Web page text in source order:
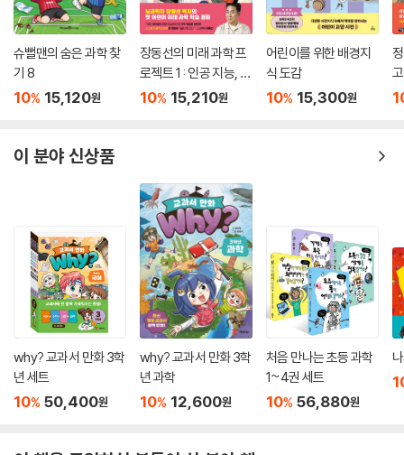
을 생각하지 않는 ‘게으르고 무관심하고 조심성 없는 모습’이 바로 우리의
현재와 미래를 위협하는 가장 위험한 상대이자 나쁜 적인 것이다. 그러므
로 『지구환경구조대 The Planet Agents』 시리즈들은 모두 모든 문제의
해결은 바로 우리 아이들의 손에 달려 있음을 강조한다. 그리고 아이들의
작은 실천들이 지구를 구하는 소중한 첫 걸음이라는 것을 아이들이 깨닫게
시리즈를 출간하기까지 지난 1년 동안 선생님들이나 학부모님들의 추천이
나 호의적인 반응보다는 책을 읽은 아이들로부터 ‘재미있다.’는 피드백을
훨씬 많이 받았다. 어느 블로그에 적혀 있는 어느 부모님의 말씀처럼 “책을
읽는 동안 아이의 잔소리가 많아진다.”는 것이 이 책을 읽은 ‘부작용’이라
고 한다면 이 책을 출간했던 최소한의 목적은 달성했다고 할 것이다.
‘책을 읽는 독자’ 스스로가 주인공이 되는 창의적인 구성
『지구환경구조대 The Planet Agents』는 지구환경구조대의 신입대원
인 ‘주인공’이 미션을 해결하는 동안에 자신의 ‘임무’가 무엇인지를 깨달아
가는 이야기이다. 이 책의 특징은 ‘책을 읽는 독자’ 스스로가 주인공이기 때
문에 책 속에 등장하는 여러 인물들을 직접 만나는 것과 같은 몰입감을 선
슈뻘맨의 숨은 과학 찾
기 8
10% 15,120원
장동선의 미래 과학 프
로젝트 1 : 인공 지능, 새
로운 세상을 열다
10% 15,210원
어린이를 위한 배경지
식 도감
10% 15,300원
이 분야 신상품
why? 교과서 만화 3학
년 세트
10% 50,400원
why? 교과서 만화 3학
년 과학
10% 12,600원
처음 만나는 초등 과학
1~4권 세트
10% 56,880원